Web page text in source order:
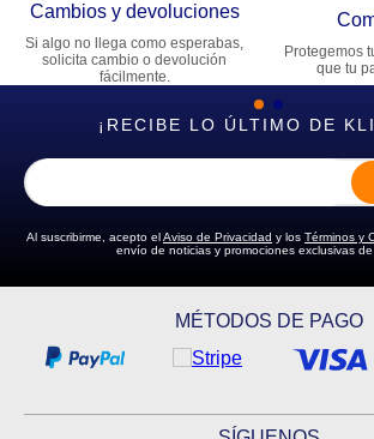
Cambios y devoluciones
Si algo no llega como esperabas,
solicita cambio o devolución
fácilmente.
Protegemos
que tu
¡RECIBE LO ÚLTIMO DE
Al suscribirme, acepto elAviso de Privacidad y los Términos y
envío de noticias y promociones exclusivas de
MÉTODOS DE PAGO